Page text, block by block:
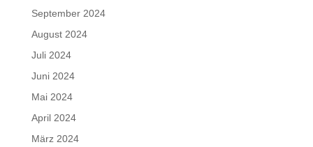
September 2024
August 2024
Juli 2024
Juni 2024
Mai 2024
April 2024
März 2024